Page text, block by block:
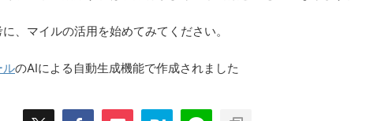
、マイルの活用を始めてみてください。
ルのAIによる自動生成機能で作成されました